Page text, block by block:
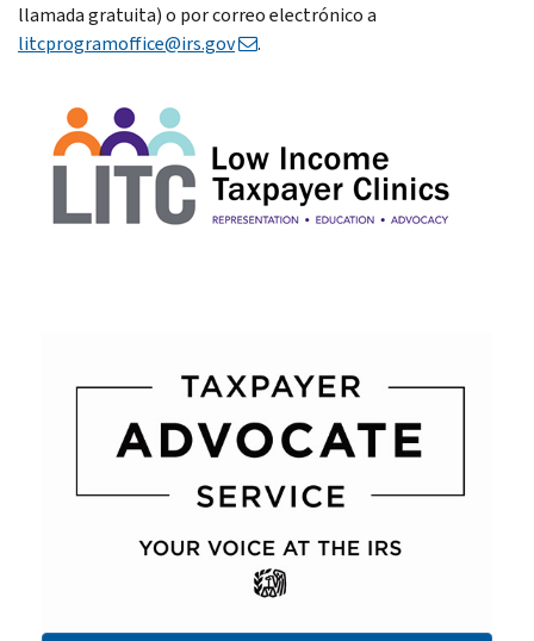
llamada gratuita) o por correo electrónico a
litcprogramoffice@irs.gov
.